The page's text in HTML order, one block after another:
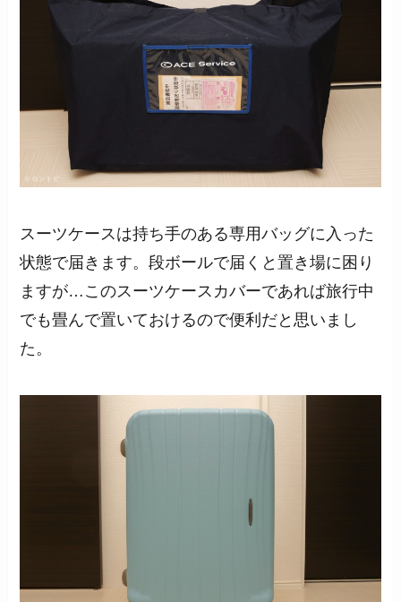
スーツケースは持ち手のある専用バッグに入った
状態で届きます。段ボールで届くと置き場に困り
ますが…このスーツケースカバーであれば旅行中
でも畳んで置いておけるので便利だと思いまし
た。